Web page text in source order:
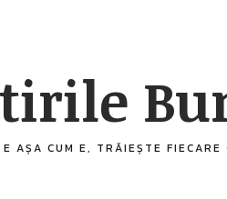
AȘA CUM E, TRĂIEȘTE